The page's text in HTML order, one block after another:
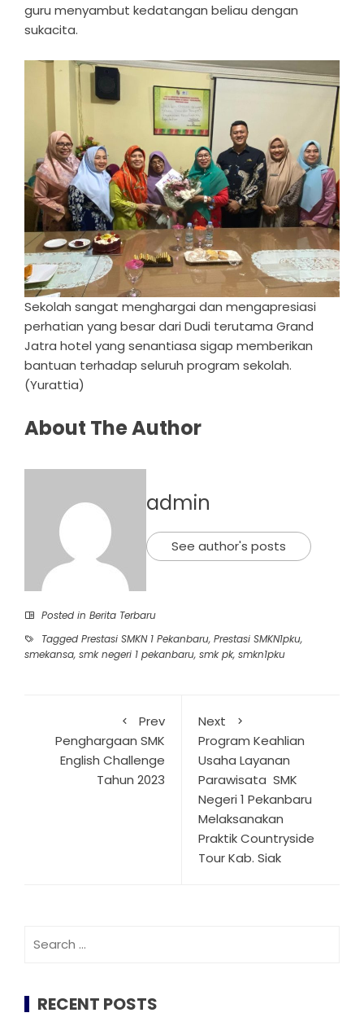
guru menyambut kedatangan beliau dengan
sukacita.
Sekolah sangat menghargai dan mengapresiasi
perhatian yang besar dari Dudi terutama Grand
Jatra hotel yang senantiasa sigap memberikan
bantuan terhadap seluruh program sekolah.
(Yurattia)
About The Author
admin
See author's posts
Posted in Berita Terbaru
Tagged Prestasi SMKN 1 Pekanbaru, Prestasi SMKN1pku,
smekansa, smk negeri 1 pekanbaru, smk pk, smkn1pku
Prev
Penghargaan SMK
English Challenge
Tahun 2023
Next
Program Keahlian
Usaha Layanan
Parawisata SMK
Negeri 1 Pekanbaru
Melaksanakan
Praktik Countryside
Tour Kab. Siak
for:
RECENT POSTS